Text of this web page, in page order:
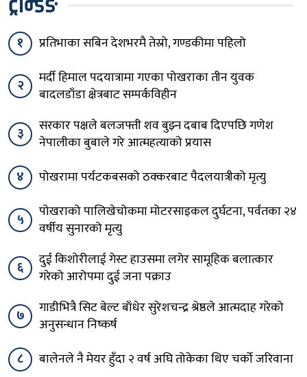
१ प्रतिभाका सबिन देशभरमै तेस्रो, गण्डकीमा पहिलो
२
मर्दी हिमाल पदयात्रामा गएका पोखराका तीन युवक
बादलडाँडा क्षेत्रबाट सम्पर्कविहीन
३
सरकार पक्षले बलजफ्ती शव बुझ्न दबाब दिएपछि गणेश
नेपालीका बुबाले गरे आत्महत्याको प्रयास
४
पोखरामा पर्यटकबसको ठक्करबाट पैदलयात्रीको मृत्यु
५
पोखराको पालिखेचोकमा मोटरसाइकल दुर्घटना, पर्वतका २४
वर्षीय सुनारको मृत्यु
६
दुई किशोरीलाई गेस्ट हाउसमा लगेर सामूहिक बलात्कार
गरेको आरोपमा दुई जना पक्राउ
७
गाडीभित्रै सिट बेल्ट बाँधेर सुरेशचन्द्र श्रेष्ठले आत्मदाह गरेको
अनुसन्धान निष्कर्ष
८
बालेनले नै मेयर हुँदा २ वर्ष अघि तोकेका थिए चर्को जरिवाना